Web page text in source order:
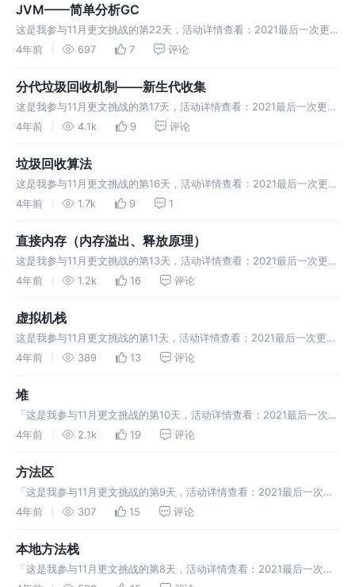
JVM——简单分析GC
这是我参与11月更文挑战的第22天，活动详情查看：2021最后一次更
文挑战」 前言 分析GC 运行后结果： 继续往数组中添加byte数组，这
4年前 697 7 评论
分代垃圾回收机制——新生代收集
这是我参与11月更文挑战的第17天，活动详情查看：2021最后一次更文
挑战」 前言 概念 minor GC 工作原理 第一次垃圾回收 第二次垃圾回收
4年前 4.1k 9 评论
垃圾回收算法
这是我参与11月更文挑战的第16天，活动详情查看：2021最后一次更文
挑战」 前言 标记清除算法 标记 清除 小结 标记整理算法 标记 整理 小
4年前 1.7k 9 1
直接内存（内存溢出、释放原理）
这是我参与11月更文挑战的第13天，活动详情查看：2021最后一次更文
挑战」内存溢出 示例 运行前本机内存 运行时本机内存 总结 释放原理
4年前 1.2k 16 评论
虚拟机栈
这是我参与11月更文挑战的第11天，活动详情查看：2021最后一次更文
挑战」 数据结构 [栈] 栈概念 虚拟机栈 概念 示例 内存溢出 栈帧过多示
4年前 389 13 评论
堆
「这是我参与11月更文挑战的第10天，活动详情查看：2021最后一次更
文挑战」 堆的定义 概念 特点 堆内存溢出 例子
4年前 2.1k 19 评论
方法区
「这是我参与11月更文挑战的第9天，活动详情查看：2021最后一次更
文挑战」 概念 jdk1.7与jdk1.8的区别 方法区内存溢出 扩展小知识
4年前 307 15 评论
本地方法栈
「这是我参与11月更文挑战的第8天，活动详情查看：2021最后一次更